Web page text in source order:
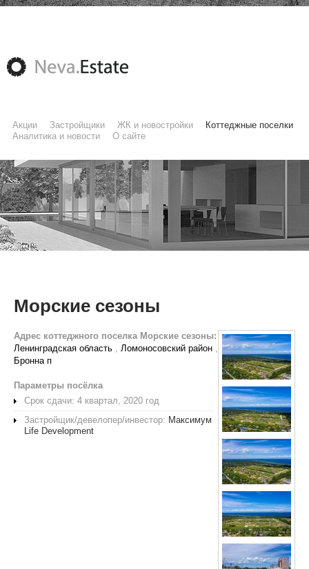
Акции Застройщики ЖК и новостройки
Коттеджные поселки
Аналитика и новости
О сайте
Морские сезоны
Адрес коттеджного поселка Морские сезоны:
Ленинградская область , Ломоносовский район ,
Бронна п
Параметры посёлка
Срок сдачи: 4 квартал, 2020 год
Застройщик/девелопер/инвестор: Максимум
Life Development